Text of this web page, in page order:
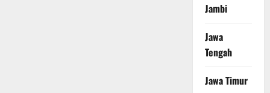
Jambi
Jawa
Tengah
Jawa Timur